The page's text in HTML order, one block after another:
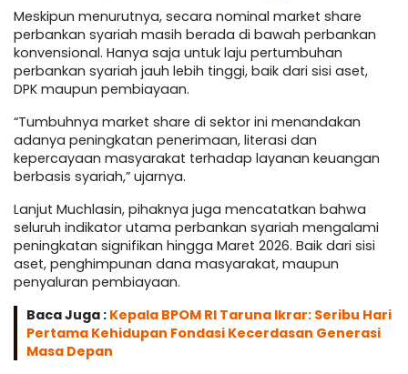
Meskipun menurutnya, secara nominal market share
perbankan syariah masih berada di bawah perbankan
konvensional. Hanya saja untuk laju pertumbuhan
perbankan syariah jauh lebih tinggi, baik dari sisi aset,
DPK maupun pembiayaan.
“Tumbuhnya market share di sektor ini menandakan
adanya peningkatan penerimaan, literasi dan
kepercayaan masyarakat terhadap layanan keuangan
berbasis syariah,” ujarnya.
Lanjut Muchlasin, pihaknya juga mencatatkan bahwa
seluruh indikator utama perbankan syariah mengalami
peningkatan signifikan hingga Maret 2026. Baik dari sisi
aset, penghimpunan dana masyarakat, maupun
penyaluran pembiayaan.
Baca Juga : Kepala BPOM RI Taruna Ikrar: Seribu Hari
Pertama Kehidupan Fondasi Kecerdasan Generasi
Masa Depan